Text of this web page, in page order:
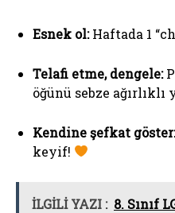
Esnek ol:Haftada 1
Telafi etme, dengele:
öğünü sebze ağırlıklı
Kendine şefkat göster:
keyif!
İLGİLİ YAZI : 8. Sınıf